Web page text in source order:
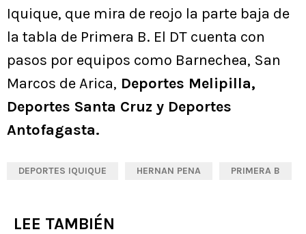
Iquique, que mira de reojo la parte baja de
la tabla de Primera B. El DT cuenta con
pasos por equipos como Barnechea, San
Marcos de Arica, Deportes Melipilla,
Deportes Santa Cruz y Deportes
Antofagasta.
DEPORTES IQUIQUE HERNAN PENA PRIMERA B
LEE TAMBIÉN